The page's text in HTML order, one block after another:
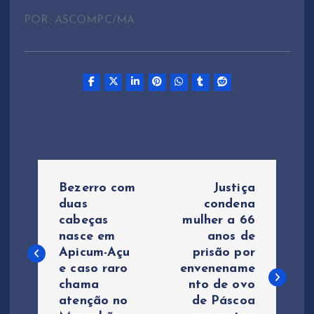
POR: ASCOMPC/MA
v
Bezerro com
duas
cabeças
nasce em
Apicum-Açu
e caso raro
chama
atenção no
Justiça
condena
mulher a 66
anos de
prisão por
envenename
nto de ovo
de Páscoa